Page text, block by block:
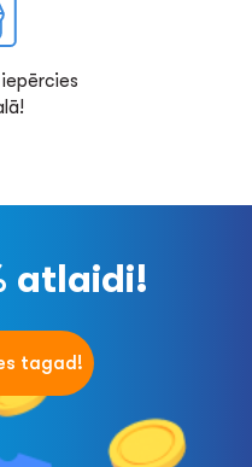
atlaidi!
tagad!